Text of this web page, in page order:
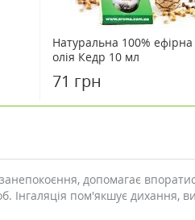
Натуральна 100% ефірна
олія Кедр 10 мл
71 грн
допомагає
Інгаляція пом'якшує дихання,